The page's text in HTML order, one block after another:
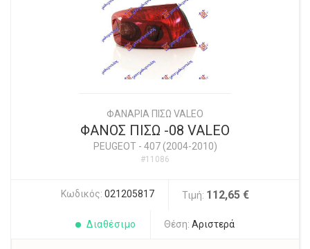
ΦΑΝΑΡΙΑ ΠΙΣΩ VALEO
ΦΑΝΟΣ ΠΙΣΩ -08 VALEO
PEUGEOT- 407 (2004-2010)
#11086
Κωδικός: 021205817 Τιμή: 112,65 €
Διαθέσιμο Θέση: Αριστερά